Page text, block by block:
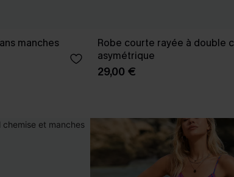
manches
Robe courte rayée à double
asymétrique
29,00 €